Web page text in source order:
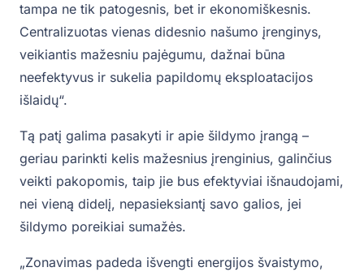
tampa ne tik patogesnis, bet ir ekonomiškesnis.
Centralizuotas vienas didesnio našumo įrenginys,
veikiantis mažesniu pajėgumu, dažnai būna
neefektyvus ir sukelia papildomų eksploatacijos
išlaidų“.
Tą patį galima pasakyti ir apie šildymo įrangą –
geriau parinkti kelis mažesnius įrenginius, galinčius
veikti pakopomis, taip jie bus efektyviai išnaudojami,
nei vieną didelį, nepasieksiantį savo galios, jei
šildymo poreikiai sumažės.
„Zonavimas padeda išvengti energijos švaistymo,